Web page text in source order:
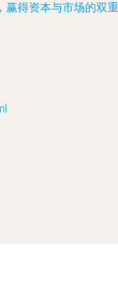
赢得资本与市场的双重